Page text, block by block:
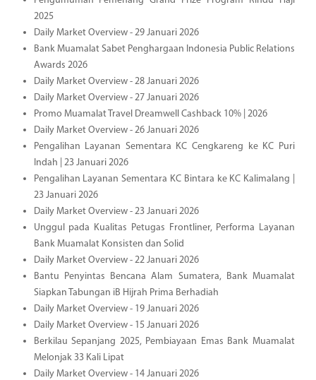
2025
Daily Market Overview - 29 Januari 2026
Bank Muamalat Sabet Penghargaan Indonesia Public Relations
Awards 2026
Daily Market Overview - 28 Januari 2026
Daily Market Overview - 27 Januari 2026
Promo Muamalat Travel Dreamwell Cashback 10% | 2026
Daily Market Overview - 26 Januari 2026
Pengalihan Layanan Sementara KC Cengkareng ke KC Puri
Indah | 23 Januari 2026
Pengalihan Layanan Sementara KC Bintara ke KC Kalimalang |
23 Januari 2026
Daily Market Overview - 23 Januari 2026
Unggul pada Kualitas Petugas Frontliner, Performa Layanan
Bank Muamalat Konsisten dan Solid
Daily Market Overview - 22 Januari 2026
Bantu Penyintas Bencana Alam Sumatera, Bank Muamalat
Siapkan Tabungan iB Hijrah Prima Berhadiah
Daily Market Overview - 19 Januari 2026
Daily Market Overview - 15 Januari 2026
Berkilau Sepanjang 2025, Pembiayaan Emas Bank Muamalat
Melonjak 33 Kali Lipat
Daily Market Overview - 14 Januari 2026